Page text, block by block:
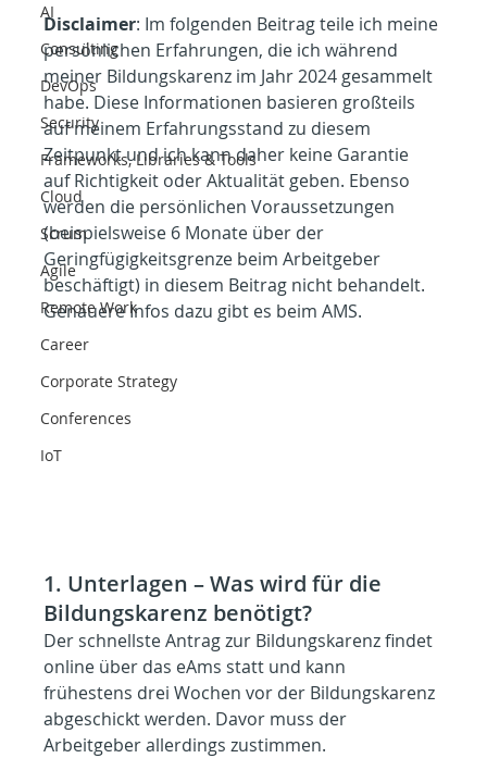
AI
Consulting
DevOps
Security
Frameworks, Libraries & Tools
Cloud
Scrum
Agile
Remote Work
Career
Corporate Strategy
Conferences
IoT
Disclaimer: Im folgenden Beitrag teile ich meine
persönlichen Erfahrungen, die ich während
meiner Bildungskarenz im Jahr 2024 gesammelt
habe. Diese Informationen basieren großteils
auf meinem Erfahrungsstand zu diesem
Zeitpunkt und ich kann daher keine Garantie
auf Richtigkeit oder Aktualität geben. Ebenso
werden die persönlichen Voraussetzungen
(beispielsweise 6 Monate über der
Geringfügigkeitsgrenze beim Arbeitgeber
beschäftigt) in diesem Beitrag nicht behandelt.
Genauere Infos dazu gibt es beim AMS.
1. Unterlagen – Was wird für die
Bildungskarenz benötigt?
Der schnellste Antrag zur Bildungskarenz findet
online über das eAms statt und kann
frühestens drei Wochen vor der Bildungskarenz
abgeschickt werden. Davor muss der
Arbeitgeber allerdings zustimmen.